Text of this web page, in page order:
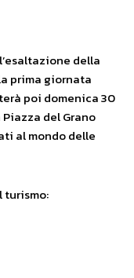
della
prima giornata
poi domenica 30
del Grano
al mondo delle